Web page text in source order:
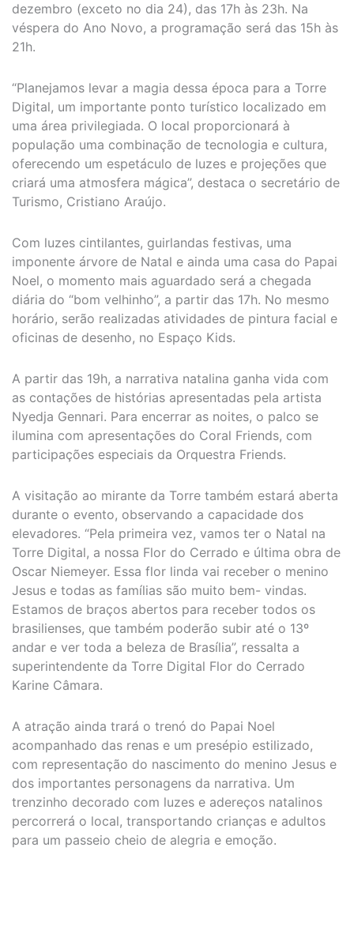
dezembro (exceto no dia 24), das 17h às 23h. Na
véspera do Ano Novo, a programação será das 15h às
21h.
“Planejamos levar a magia dessa época para a Torre
Digital, um importante ponto turístico localizado em
uma área privilegiada. O local proporcionará à
população uma combinação de tecnologia e cultura,
oferecendo um espetáculo de luzes e projeções que
criará uma atmosfera mágica”, destaca o secretário de
Turismo, Cristiano Araújo.
Com luzes cintilantes, guirlandas festivas, uma
imponente árvore de Natal e ainda uma casa do Papai
Noel, o momento mais aguardado será a chegada
diária do “bom velhinho”, a partir das 17h. No mesmo
horário, serão realizadas atividades de pintura facial e
oficinas de desenho, no Espaço Kids.
A partir das 19h, a narrativa natalina ganha vida com
as contações de histórias apresentadas pela artista
Nyedja Gennari. Para encerrar as noites, o palco se
ilumina com apresentações do Coral Friends, com
participações especiais da Orquestra Friends.
A visitação ao mirante da Torre também estará aberta
durante o evento, observando a capacidade dos
elevadores. “Pela primeira vez, vamos ter o Natal na
Torre Digital, a nossa Flor do Cerrado e última obra de
Oscar Niemeyer. Essa flor linda vai receber o menino
Jesus e todas as famílias são muito bem- vindas.
Estamos de braços abertos para receber todos os
brasilienses, que também poderão subir até o 13º
andar e ver toda a beleza de Brasília”, ressalta a
superintendente da Torre Digital Flor do Cerrado
Karine Câmara.
A atração ainda trará o trenó do Papai Noel
acompanhado das renas e um presépio estilizado,
com representação do nascimento do menino Jesus e
dos importantes personagens da narrativa. Um
trenzinho decorado com luzes e adereços natalinos
percorrerá o local, transportando crianças e adultos
para um passeio cheio de alegria e emoção.